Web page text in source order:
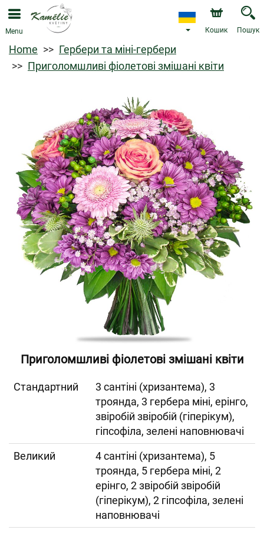
Menu Кошик Пошук
Home
Гербери та міні-гербери
Приголомшливі фіолетові змішані квіти
Приголомшливі фіолетові змішані квіти
Cтандартний
3 сантіні (хризантема), 3
троянда, 3 гербера міні, ерінго,
звіробій звіробій (гіперікум),
гіпсофіла, зелені наповнювачі
Великий
4 сантіні (хризантема), 5
троянда, 5 гербера міні, 2
ерінго, 2 звіробій звіробій
(гіперікум), 2 гіпсофіла, зелені
наповнювачі